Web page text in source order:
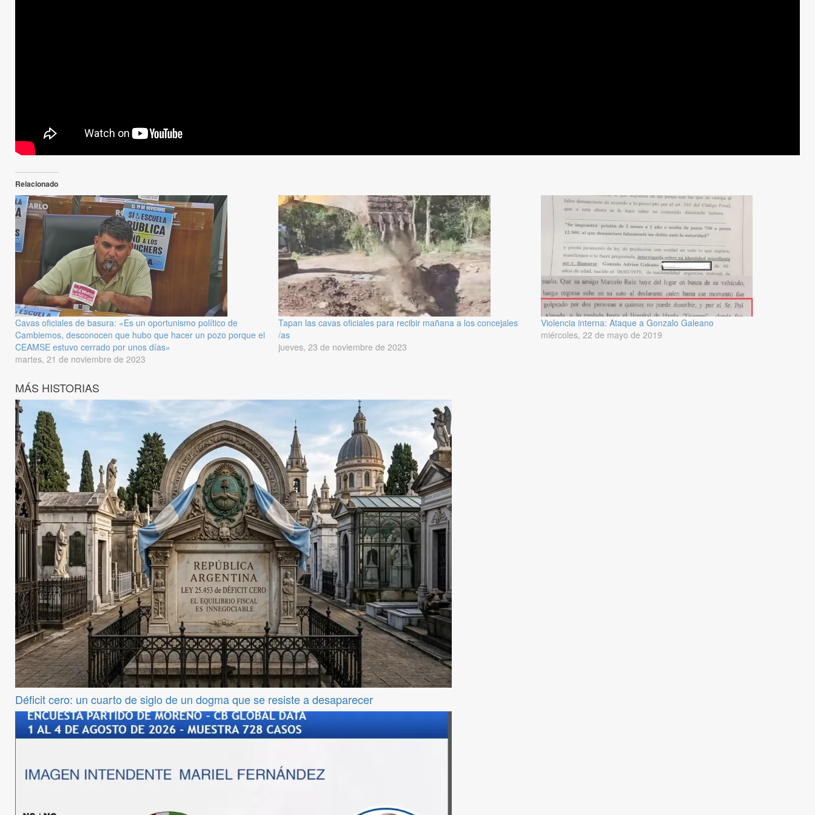
Relacionado
Cavas oficiales de basura: «Es un oportunismo político de
Cambiemos, desconocen que hubo que hacer un pozo porque el
CEAMSE estuvo cerrado por unos días»
martes, 21 de noviembre de 2023
Tapan las cavas oficiales para recibir mañana a los concejales
/as
jueves, 23 de noviembre de 2023
Violencia interna: Ataque a Gonzalo Galeano
miércoles, 22 de mayo de 2019
MÁS HISTORIAS
Déficit cero: un cuarto de siglo de un dogma que se resiste a desaparecer